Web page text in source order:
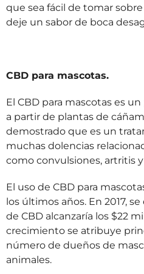
que sea fácil de tomar
deje un sabor de boca
CBD para mascotas.
El CBD para mascotas es
a partir de plantas de
demostrado que es un
muchas dolencias
como convulsiones, artritis
El uso de CBD para
los últimos años. En 2017,
de CBD alcanzaría los $22
crecimiento se atribuye
número de dueños de
animales.